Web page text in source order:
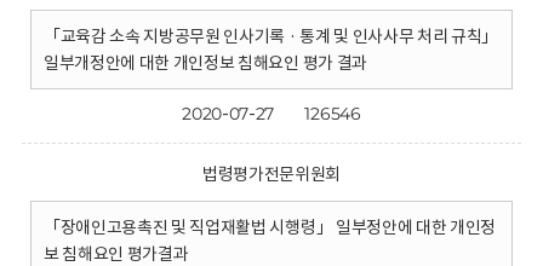
「교육감 소속 지방공무원 인사기록 · 통계 및 인사사무 처리 규칙」
일부개정안에 대한 개인정보 침해요인 평가 결과
2020-07-27 126546
법령평가전문위원회
「장애인고용촉진 및 직업재활법 시행령」 일부정안에 대한 개인정
보 침해요인 평가결과